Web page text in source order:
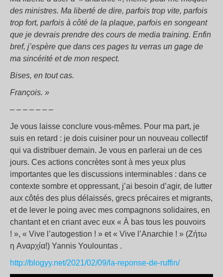
des ministres. Ma liberté de dire, parfois trop vite, parfois
trop fort, parfois à côté de la plaque, parfois en songeant
que je devrais prendre des cours de media training. Enfin
bref, j’espère que dans ces pages tu verras un gage de
ma sincérité et de mon respect.
Bises, en tout cas.
François. »
– – – – – – –
Je vous laisse conclure vous-mêmes. Pour ma part, je
suis en retard : je dois cuisiner pour un nouveau collectif
qui va distribuer demain. Je vous en parlerai un de ces
jours. Ces actions concrètes sont à mes yeux plus
importantes que les discussions interminables : dans ce
contexte sombre et oppressant, j’ai besoin d’agir, de lutter
aux côtés des plus délaissés, grecs précaires et migrants,
et de lever le poing avec mes compagnons solidaires, en
chantant et en criant avec eux « À bas tous les pouvoirs
! », « Vive l’autogestion ! » et « Vive l’Anarchie ! » (Ζήτω
η Aναρχία!) Yannis Youlountas .
http://blogyy.net/2021/02/09/la-reponse-de-ruffin/